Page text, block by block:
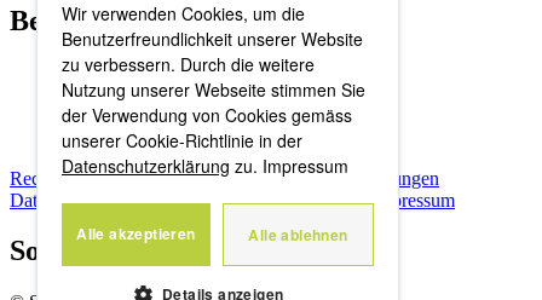
Beliebte Seiten
News
Mitarbeitende
Organisation
Standorte
Rechtliche HinweiseAllgemeine Geschäftsbedingungen
DatenschutzerklärungNutzungsbestimmungen Impressum
Social Media
Wir verwenden Cookies, um die
Benutzerfreundlichkeit unserer Website
zu verbessern. Durch die weitere
Nutzung unserer Webseite stimmen Sie
der Verwendung von Cookies gemäss
unserer Cookie-Richtlinie in der
Datenschutzerklärung zu. Impressum
Alle akzeptieren Alle ablehnen
Details anzeigen